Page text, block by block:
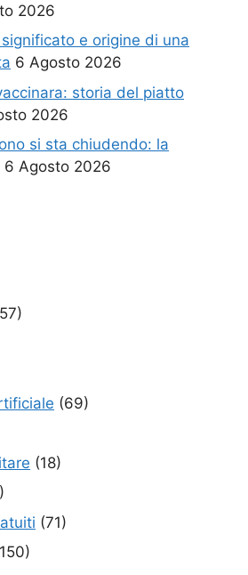
2026
e origine di una
6 Agosto 2026
storia del piatto
2026
si sta chiudendo: la
6 Agosto 2026
(69)
(18)
(71)